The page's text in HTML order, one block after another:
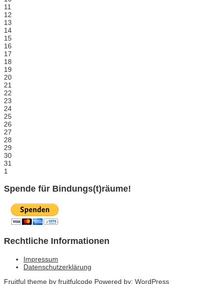
11
12
13
14
15
16
17
18
19
20
21
22
23
24
25
26
27
28
29
30
31
1
Spende für Bindungs(t)räume!
Rechtliche Informationen
Impressum
Datenschutzerklärung
Fruitful theme by fruitfulcode Powered by: WordPress